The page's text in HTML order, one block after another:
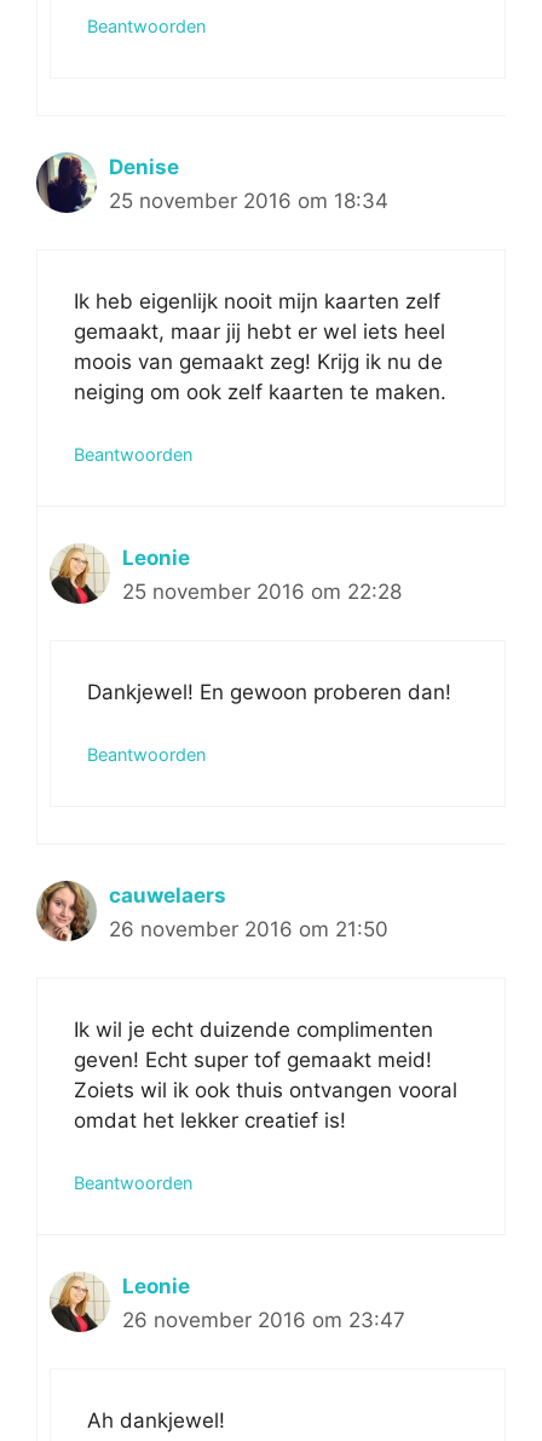
Beantwoorden
Denise
25 november 2016 om 18:34
Ik heb eigenlijk nooit mijn kaarten zelf
gemaakt, maar jij hebt er wel iets heel
moois van gemaakt zeg! Krijg ik nu de
neiging om ook zelf kaarten te maken.
Beantwoorden
Leonie
25 november 2016 om 22:28
Dankjewel! En gewoon proberen dan!
Beantwoorden
cauwelaers
26 november 2016 om 21:50
Ik wil je echt duizende complimenten
geven! Echt super tof gemaakt meid!
Zoiets wil ik ook thuis ontvangen vooral
omdat het lekker creatief is!
Beantwoorden
Leonie
26 november 2016 om 23:47
Ah dankjewel!